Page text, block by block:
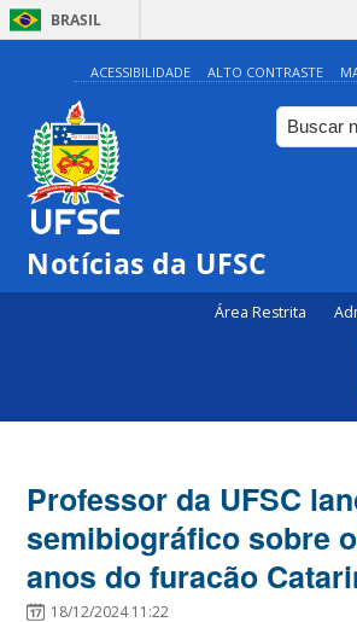
BRASIL
ACESSIBILIDADE ALTO CONTRASTE
Notícias da UFSC
Área Restrita
Professor da UFSC
semibiográfico sobre
anos do furacão
18/12/2024 11:22